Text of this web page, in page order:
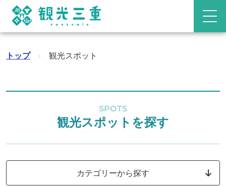
トップ › 観光スポット
SPOTS
観光スポットを探す
カテゴリーから探す